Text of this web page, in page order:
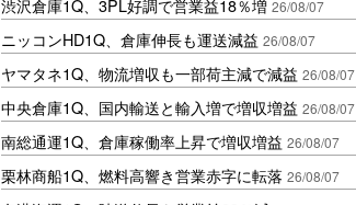
渋沢倉庫1Q、3PL好調で営業益18％増 26/08/07
ニッコンHD1Q、倉庫伸長も運送減益 26/08/07
ヤマタネ1Q、物流増収も一部荷主減で減益 26/08/07
中央倉庫1Q、国内輸送と輸入増で増収増益 26/08/07
南総通運1Q、倉庫稼働率上昇で増収増益 26/08/07
栗林商船1Q、燃料高響き営業赤字に転落 26/08/07